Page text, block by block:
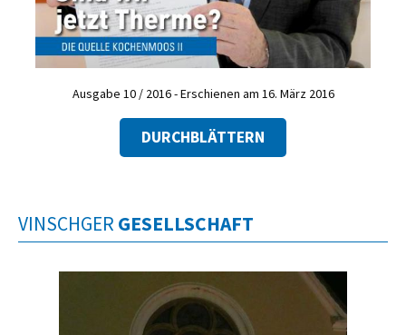
Ausgabe 10 / 2016 - Erschienen am 16. März 2016
DURCHBLÄTTERN
VINSCHGER GESELLSCHAFT